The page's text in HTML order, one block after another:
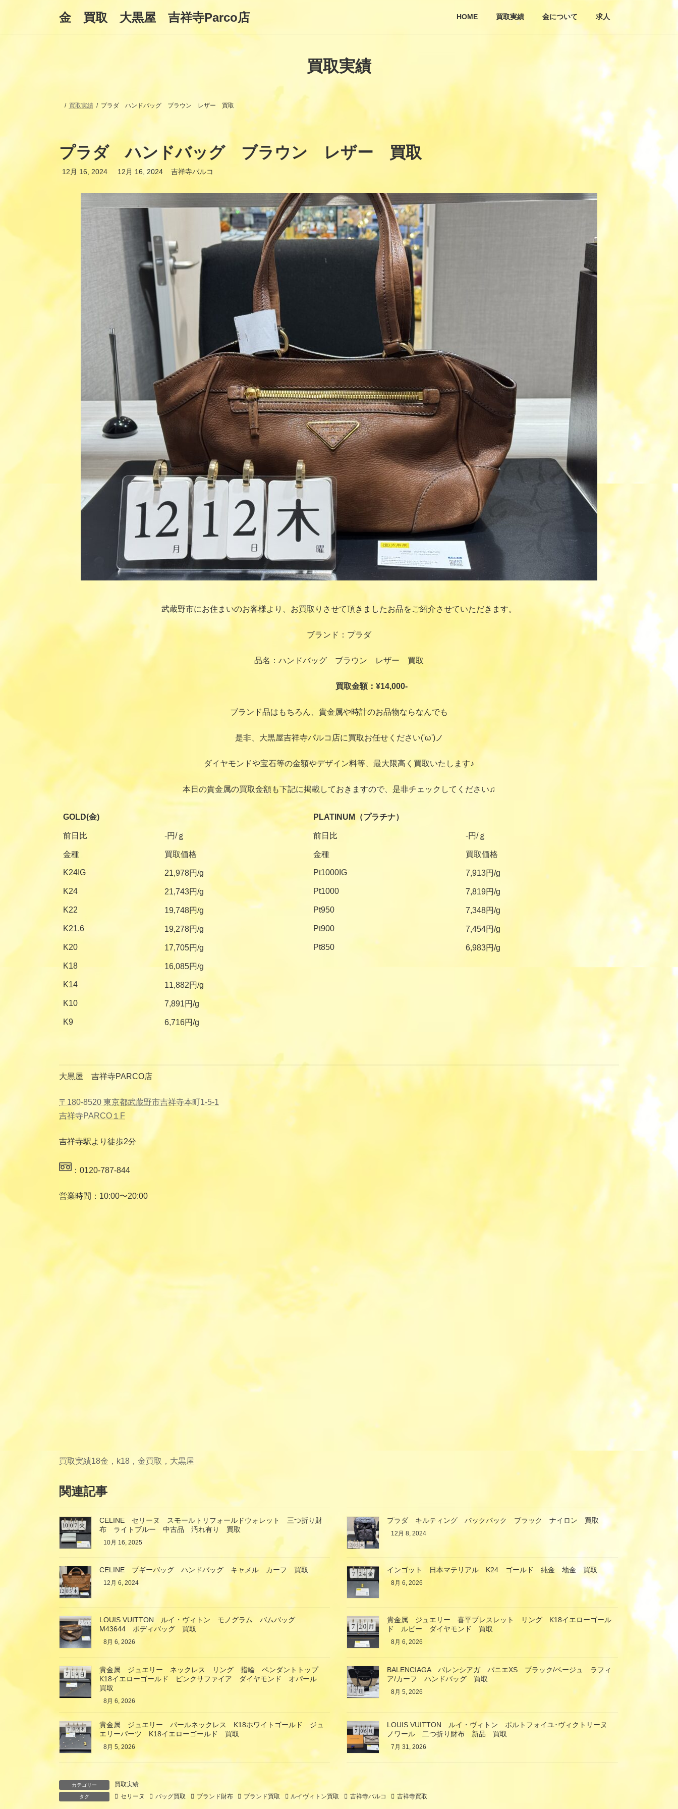
金 買取 大黒屋 吉祥寺Parco店 HOME 買取実績 金について 求人
買取実績
買取実績 プラダ ハンドバッグ ブラウン レザー 買取
プラダ ハンドバッグ ブラウン レザー 買取
12月 16, 2024
最
日
12月 16, 2024 吉祥寺パルコ
武蔵野市にお住まいのお客様より、お買取りさせて頂きましたお品をご紹介させていただきます。
ブランド：プラダ
品名：ハンドバッグ ブラウン レザー 買取
買取金額：¥14,000-
ブランド品はもちろん、貴金属や時計のお品物ならなんでも
是非、大黒屋吉祥寺パルコ店に買取お任せください('ω')ノ
ダイヤモンドや宝石等の金額やデザイン料等、最大限高く買取いたします♪
本日の貴金属の買取金額も下記に掲載しておきますので、是非チェックしてください♫
GOLD(金) PLATINUM（プラチナ）
前日比 -円/ｇ 前日比 -円/ｇ
金種 買取価格 金種 買取価格
K24IG 21,978円/g Pt1000IG 7,913円/g
K24 21,743円/g Pt1000 7,819円/g
K22 19,748円/g Pt950 7,348円/g
K21.6 19,278円/g Pt900 7,454円/g
K20 17,705円/g Pt850 6,983円/g
K18 16,085円/g
K14 11,882円/g
K10 7,891円/g
K9 6,716円/g
大黒屋 吉祥寺PARCO店
〒180-8520 東京都武蔵野市吉祥寺本町1-5-1
吉祥寺PARCO１F
吉祥寺駅より徒歩2分
：0120-787-844
営業時間：10:00〜20:00
買取実績18金，k18，金買取，大黒屋
関連記事
CELINE セリーヌ スモールトリフォールドウォレット 三つ折り財
布 ライトブルー 中古品 汚れ有り 買取
10月 16, 2025
プラダ キルティング バックパック ブラック ナイロン 買取
12月 8, 2024
CELINE ブギーバッグ ハンドバッグ キャメル カーフ 買取
12月 6, 2024
インゴット 日本マテリアル K24 ゴールド 純金 地金 買取
8月 6, 2026
LOUIS VUITTON ルイ・ヴィトン モノグラム バムバッグ
M43644 ボディバッグ 買取
8月 6, 2026
貴金属 ジュエリー 喜平ブレスレット リング K18イエローゴール
ド ルビー ダイヤモンド 買取
8月 6, 2026
貴金属 ジュエリー ネックレス リング 指輪 ペンダントトップ
K18イエローゴールド ピンクサファイア ダイヤモンド オパール
買取
8月 6, 2026
BALENCIAGA バレンシアガ パニエXS ブラック/ベージュ ラフィ
ア/カーフ ハンドバッグ 買取
8月 5, 2026
貴金属 ジュエリー パールネックレス K18ホワイトゴールド ジュ
エリーパーツ K18イエローゴールド 買取
8月 5, 2026
LOUIS VUITTON ルイ・ヴィトン ポルトフォイユ･ヴィクトリーヌ
ノワール 二つ折り財布 新品 買取
7月 31, 2026
カテゴリー 買取実績
タグ セリーヌ バッグ買取 ブランド財布 ブランド買取 ルイヴィトン買取 吉祥寺パルコ 吉祥寺買取